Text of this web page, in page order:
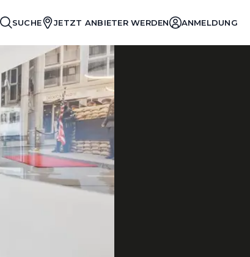
SUCHE JETZT ANBIETER WERDEN ANMELDUNG